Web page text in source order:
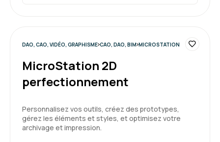
DAO, CAO, VIDÉO, GRAPHISME CAO, DAO, BIM MICROSTATION
MicroStation 2D
perfectionnement
Personnalisez vos outils, créez des prototypes,
gérez les éléments et styles, et optimisez votre
archivage et impression.